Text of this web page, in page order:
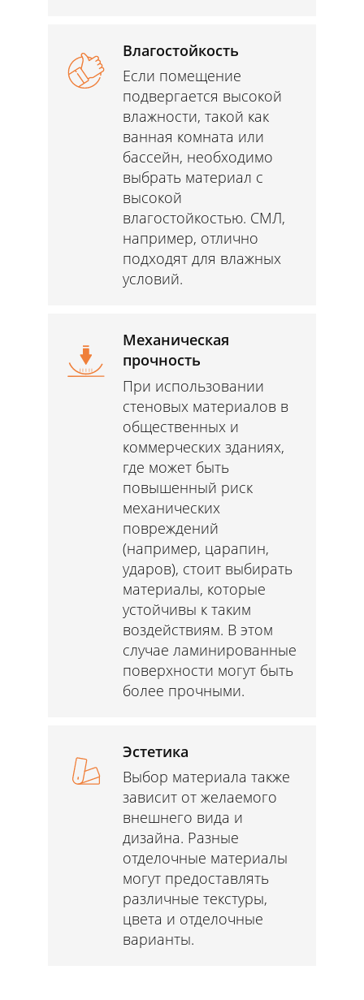
Влагостойкость
Если помещение
подвергается высокой
влажности, такой как
ванная комната или
бассейн, необходимо
выбрать материал с
высокой
влагостойкостью. СМЛ,
например, отлично
подходят для влажных
условий.
Механическая
прочность
При использовании
стеновых материалов в
общественных и
коммерческих зданиях,
где может быть
повышенный риск
механических
повреждений
(например, царапин,
ударов), стоит выбирать
материалы, которые
устойчивы к таким
воздействиям. В этом
случае ламинированные
поверхности могут быть
более прочными.
Эстетика
Выбор материала также
зависит от желаемого
внешнего вида и
дизайна. Разные
отделочные материалы
могут предоставлять
различные текстуры,
цвета и отделочные
варианты.